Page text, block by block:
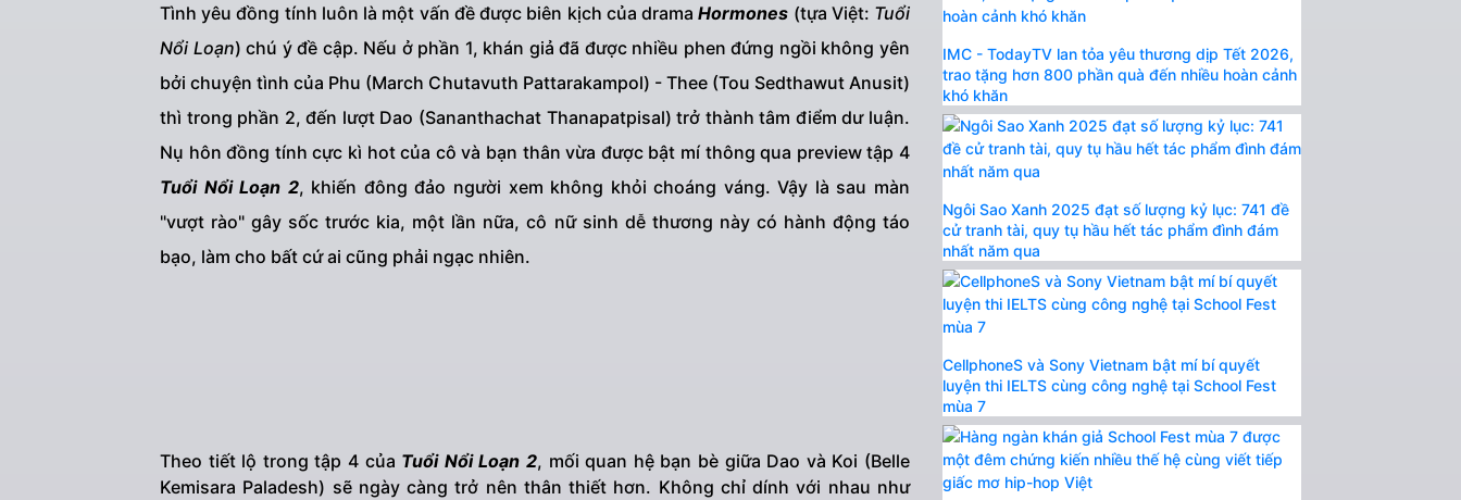
Tình yêu đồng tính luôn là một vấn đề được biên kịch của dramaHormones (tựa Việt: Tuổi
Nổi Loạn) chú ý đề cập. Nếu ở phần 1, khán giả đã được nhiều phen đứng ngồi không yên
bởi chuyện tình của Phu (March Chutavuth Pattarakampol) - Thee (Tou Sedthawut Anusit)
thì trong phần 2, đến lượt Dao (Sananthachat Thanapatpisal) trở thành tâm điểm dư luận.
Nụ hôn đồng tính cực kì hot của cô và bạn thân vừa được bật mí thông qua preview tập 4
Tuổi Nổi Loạn 2, khiến đông đảo người xem không khỏi choáng váng. Vậy là sau màn
"vượt rào" gây sốc trước kia, một lần nữa, cô nữ sinh dễ thương này có hành động táo
bạo, làm cho bất cứ ai cũng phải ngạc nhiên.
Theo tiết lộ trong tập 4 của Tuổi Nổi Loạn 2, mối quan hệ bạn bè giữa Dao và Koi (Belle
Kemisara Paladesh) sẽ ngày càng trở nên thân thiết hơn. Không chỉ dính với nhau như
IMC - TodayTV lan tỏa yêu thương dịp Tết 2026,
trao tặng hơn 800 phần quà đến nhiều hoàn cảnh
khó khăn
Ngôi Sao Xanh 2025 đạt số lượng kỷ lục: 741 đề
cử tranh tài, quy tụ hầu hết tác phẩm đình đám
nhất năm qua
CellphoneS và Sony Vietnam bật mí bí quyết
luyện thi IELTS cùng công nghệ tại School Fest
mùa 7